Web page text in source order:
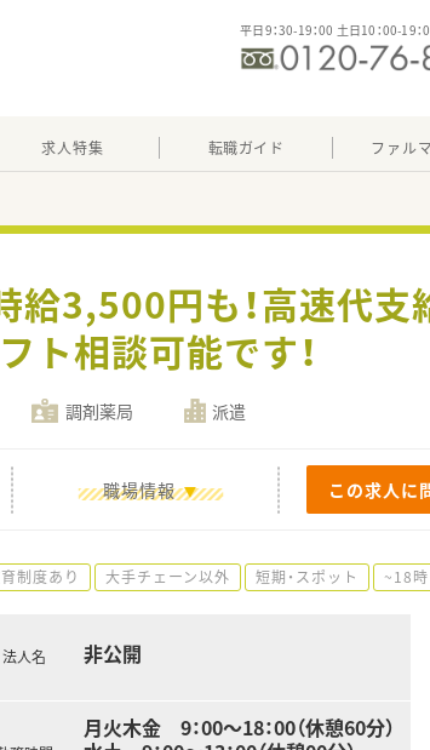
平日9：30-19：00 土日10：00-19：
求人特集 転職ガイド ファル
給3,500円も！高速代
フト相談可能です！
調剤薬局 派遣
職場情報 この求人に
制度あり 大手チェーン以外 短期・スポット ~18
法人名 非公開
月火木金 9：00～18：00（休憩60分）